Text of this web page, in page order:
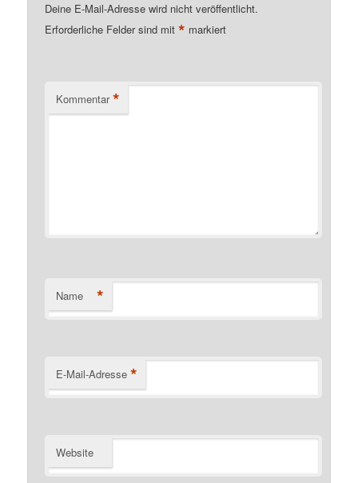
Deine E-Mail-Adresse wird nicht veröffentlicht.
Erforderliche Felder sind mit* markiert
Kommentar *
Name *
E-Mail-Adresse *
Website